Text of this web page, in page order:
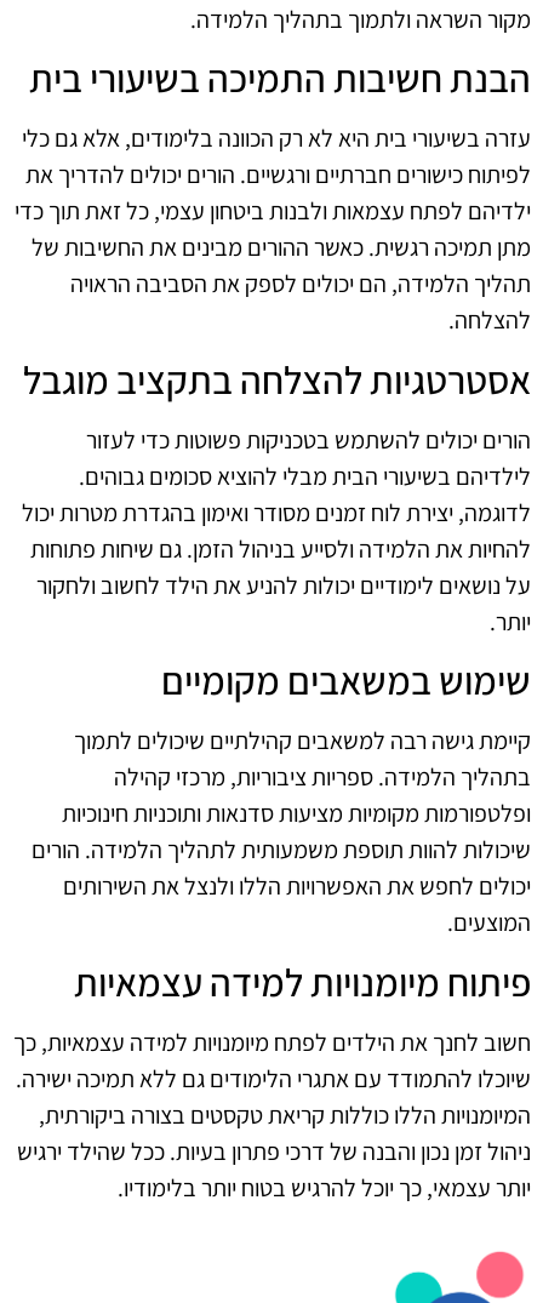
מקור השראה ולתמוך בתהליך הלמידה.
הבנת חשיבות התמיכה בשיעורי בית
עזרה בשיעורי בית היא לא רק הכוונה בלימודים, אלא גם כלי
לפיתוח כישורים חברתיים ורגשיים. הורים יכולים להדריך את
ילדיהם לפתח עצמאות ולבנות ביטחון עצמי, כל זאת תוך כדי
מתן תמיכה רגשית. כאשר ההורים מבינים את החשיבות של
תהליך הלמידה, הם יכולים לספק את הסביבה הראויה
להצלחה.
אסטרטגיות להצלחה בתקציב מוגבל
הורים יכולים להשתמש בטכניקות פשוטות כדי לעזור
לילדיהם בשיעורי הבית מבלי להוציא סכומים גבוהים.
לדוגמה, יצירת לוח זמנים מסודר ואימון בהגדרת מטרות יכול
להחיות את הלמידה ולסייע בניהול הזמן. גם שיחות פתוחות
על נושאים לימודיים יכולות להניע את הילד לחשוב ולחקור
יותר.
שימוש במשאבים מקומיים
קיימת גישה רבה למשאבים קהילתיים שיכולים לתמוך
בתהליך הלמידה. ספריות ציבוריות, מרכזי קהילה
ופלטפורמות מקומיות מציעות סדנאות ותוכניות חינוכיות
שיכולות להוות תוספת משמעותית לתהליך הלמידה. הורים
יכולים לחפש את האפשרויות הללו ולנצל את השירותים
המוצעים.
פיתוח מיומנויות למידה עצמאיות
חשוב לחנך את הילדים לפתח מיומנויות למידה עצמאיות, כך
שיוכלו להתמודד עם אתגרי הלימודים גם ללא תמיכה ישירה.
המיומנויות הללו כוללות קריאת טקסטים בצורה ביקורתית,
ניהול זמן נכון והבנה של דרכי פתרון בעיות. ככל שהילד ירגיש
יותר עצמאי, כך יוכל להרגיש בטוח יותר בלימודיו.